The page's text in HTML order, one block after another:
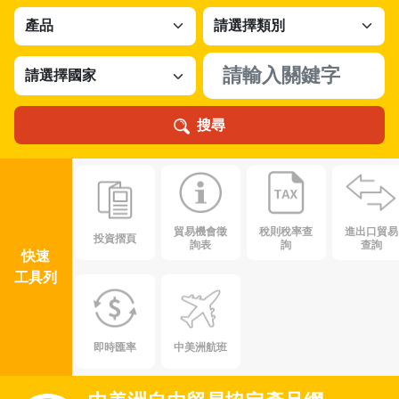
搜尋
快速
工具列
投資摺頁
貿易機會徵
詢表
稅則稅率查
詢
進出口貿易
查詢
即時匯率 中美洲航班